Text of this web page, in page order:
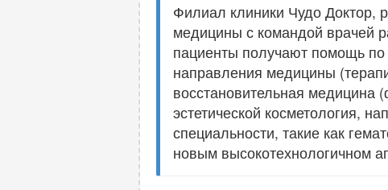
Филиал клиники Чудо Доктор,
медицины с командой врачей
пациенты получают помощь
направления медицины
восстановительная медицина
эстетической косметология,
специальности, такие как
новым высокотехнологичном